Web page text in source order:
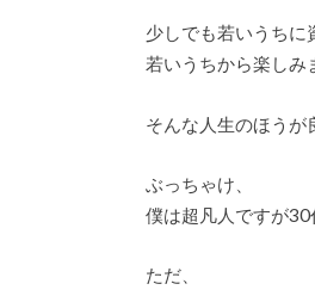
少しでも若いうちに
若いうちから楽しみ
そんな人生のほうが
ぶっちゃけ、
僕は超凡人ですが
ただ、